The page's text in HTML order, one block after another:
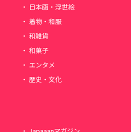
日本画・浮世絵
着物・和服
和雑貨
和菓子
エンタメ
歴史・文化